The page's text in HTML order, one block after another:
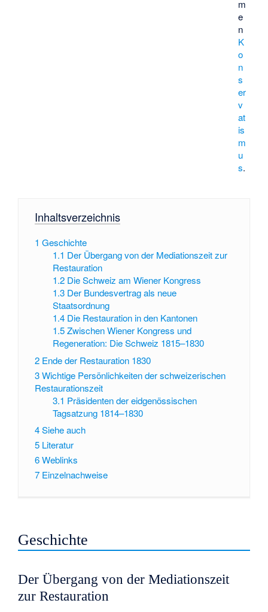
m
e
n
K
o
n
s
er
v
at
is
m
u
s.
Inhaltsverzeichnis
1 Geschichte
1.1 Der Übergang von der Mediationszeit zur
Restauration
1.2 Die Schweiz am Wiener Kongress
1.3 Der Bundesvertrag als neue
Staatsordnung
1.4 Die Restauration in den Kantonen
1.5 Zwischen Wiener Kongress und
Regeneration: Die Schweiz 1815–1830
2 Ende der Restauration 1830
3Wichtige Persönlichkeiten der schweizerischen
Restaurationszeit
3.1 Präsidenten der eidgenössischen
Tagsatzung 1814–1830
4Siehe auch
5 Literatur
6Weblinks
7 Einzelnachweise
Geschichte
Der Übergang von der Mediationszeit
zur Restauration